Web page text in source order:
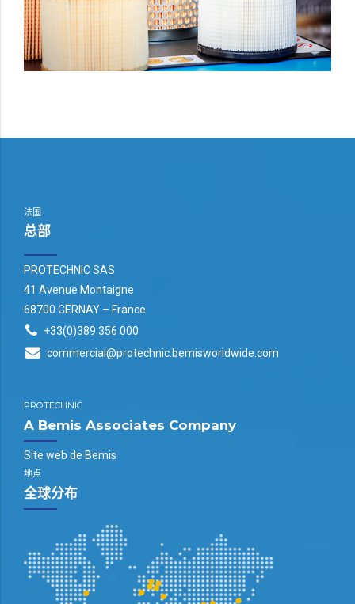
法国
总部
PROTECHNIC SAS
41 Avenue Montaigne
68700 CERNAY – France
+33(0)389 356 000
commercial@protechnic.bemisworldwide.com
PROTECHNIC
A Bemis Associates Company
Site web de Bemis
地点
全球分布